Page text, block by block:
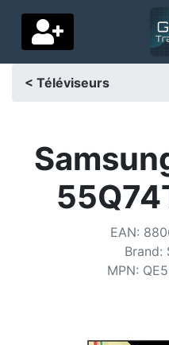
Pays de livraison
Accueil
< Téléviseurs
EAN:
Brand:
MPN: